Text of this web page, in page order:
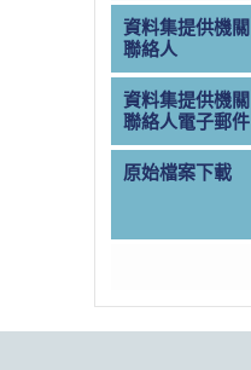
資料集提供機關
聯絡人
資料集提供機關
聯絡人電子郵件
原始檔案下載